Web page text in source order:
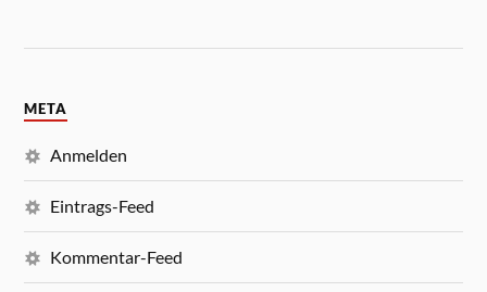
META
Anmelden
Eintrags-Feed
Kommentar-Feed